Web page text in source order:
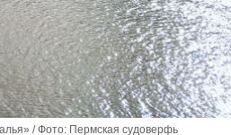
/ Фото: Пермская судоверфь